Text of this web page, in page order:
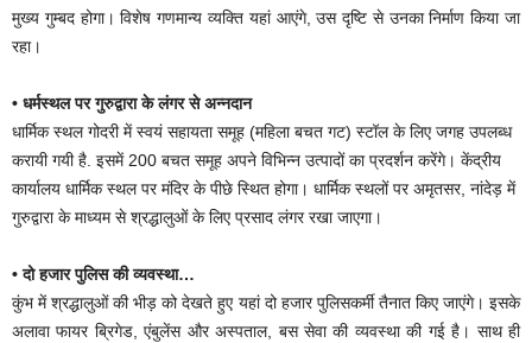
मुख्य गुम्बद होगा। विशेष गणमान्य व्यक्ति यहां आएंगे, उस दृष्टि से उनका निर्माण किया जा
रहा।
• धर्मस्थल पर गुरुद्वारा के लंगर से अन्नदान
धार्मिक स्थल गोदरी में स्वयं सहायता समूह (महिला बचत गट) स्टॉल के लिए जगह उपलब्ध
करायी गयी है. इसमें 200 बचत समूह अपने विभिन्न उत्पादों का प्रदर्शन करेंगे। केंद्रीय
कार्यालय धार्मिक स्थल पर मंदिर के पीछे स्थित होगा। धार्मिक स्थलों पर अमृतसर, नांदेड़ में
गुरुद्वारा के माध्यम से श्रद्धालुओं के लिए प्रसाद लंगर रखा जाएगा।
• दो हजार पुलिस की व्यवस्था…
कुंभ में श्रद्धालुओं की भीड़ को देखते हुए यहां दो हजार पुलिसकर्मी तैनात किए जाएंगे। इसके
अलावा फायर ब्रिगेड, एंबुलेंस और अस्पताल, बस सेवा की व्यवस्था की गई है। साथ ही